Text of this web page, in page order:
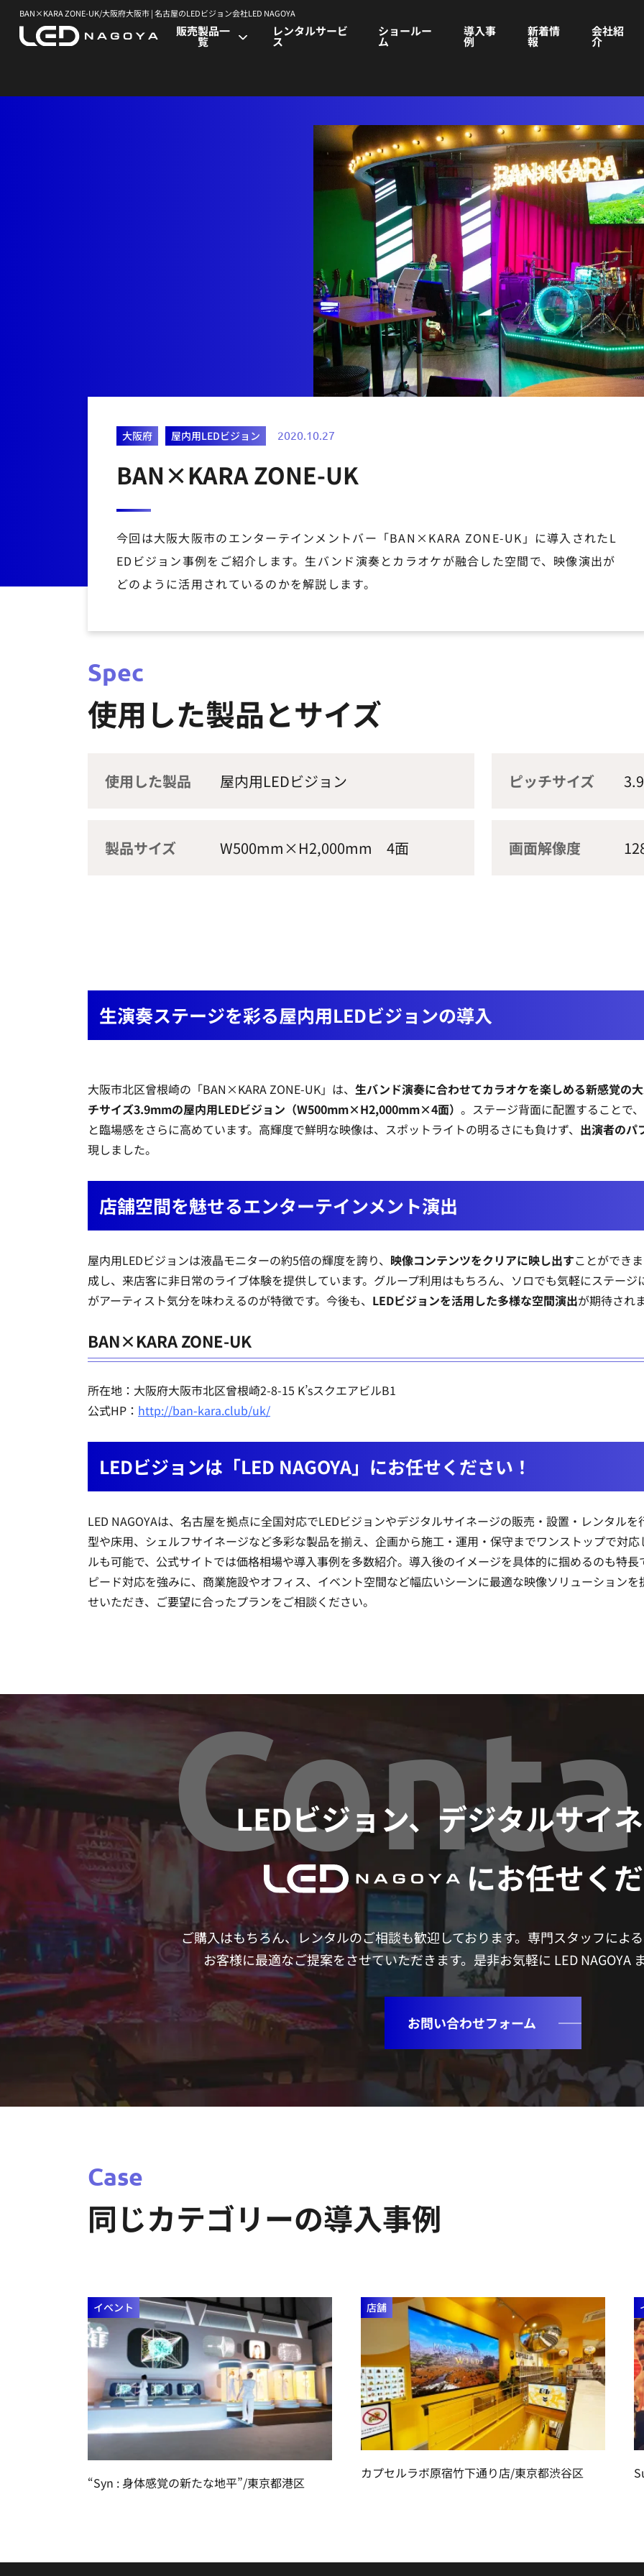
BAN×KARA ZONE-UK/大阪府大阪市 | 名古屋のLEDビジョン会社LED NAGOYA
販売製品一
覧
レンタルサービ
ス
ショールー
ム
導入事
例
新着情
報
会社紹
介
大阪府 屋内用LEDビジョン 2020.10.27
BAN×KARA ZONE-UK
今回は大阪大阪市のエンターテインメントバー「BAN×KARA ZONE-UK」に導入されたL
EDビジョン事例をご紹介します。生バンド演奏とカラオケが融合した空間で、映像演出が
どのように活用されているのかを解説します。
Spec
使用した製品とサイズ
使用した製品 屋内用LEDビジョン ピッチサイズ
製品サイズ W500mm×H2,000mm 4面 画面解像度
生演奏ステージを彩る屋内用LEDビジョンの導入
大阪市北区曾根崎の「BAN×KARA ZONE-UK」は、 生バンド演奏に合わせてカラオケを楽しめる新感覚の
チサイズ3.9mmの屋内用LEDビジョン（W500mm×H2,000mm×4面） 。ステージ背面に配置することで
と臨場感をさらに高めています。高輝度で鮮明な映像は、スポットライトの明るさにも負けず、 出演者のパ
現しました。
店舗空間を魅せるエンターテインメント演出
屋内用LEDビジョンは液晶モニターの約5倍の輝度を誇り、 映像コンテンツをクリアに映し出すことができ
成し、来店客に非日常のライブ体験を提供しています。グループ利用はもちろん、ソロでも気軽にステー
がアーティスト気分を味わえるのが特徴です。今後も、 LEDビジョンを活用した多様な空間演出が期待されま
BAN×KARA ZONE-UK
所在地：大阪府大阪市北区曾根崎2-8-15 K’sスクエアビルB1
公式HP： http://ban-kara.club/uk/
LEDビジョンは「LED NAGOYA」にお任せください！
LED NAGOYAは、名古屋を拠点に全国対応でLEDビジョンやデジタルサイネージの販売・設置・レンタル
型や床用、シェルフサイネージなど多彩な製品を揃え、企画から施工・運用・保守までワンストップで対
ルも可能で、公式サイトでは価格相場や導入事例を多数紹介。導入後のイメージを具体的に掴めるのも特
ピード対応を強みに、商業施設やオフィス、イベント空間など幅広いシーンに最適な映像ソリューション
せいただき、ご要望に合ったプランをご相談ください。
LEDビジョン、デジタルサイ
にお任せく
ご購入はもちろん、レンタルのご相談も歓迎しております。専門スタッフによ
お客様に最適なご提案をさせていただきます。是非お気軽に LED NAGOYA
お問い合わせフォーム
Case
同じカテゴリーの導入事例
イベント
“Syn : 身体感覚の新たな地平”/東京都港区
店舗
カプセルラボ原宿竹下通り店/東京都渋谷区